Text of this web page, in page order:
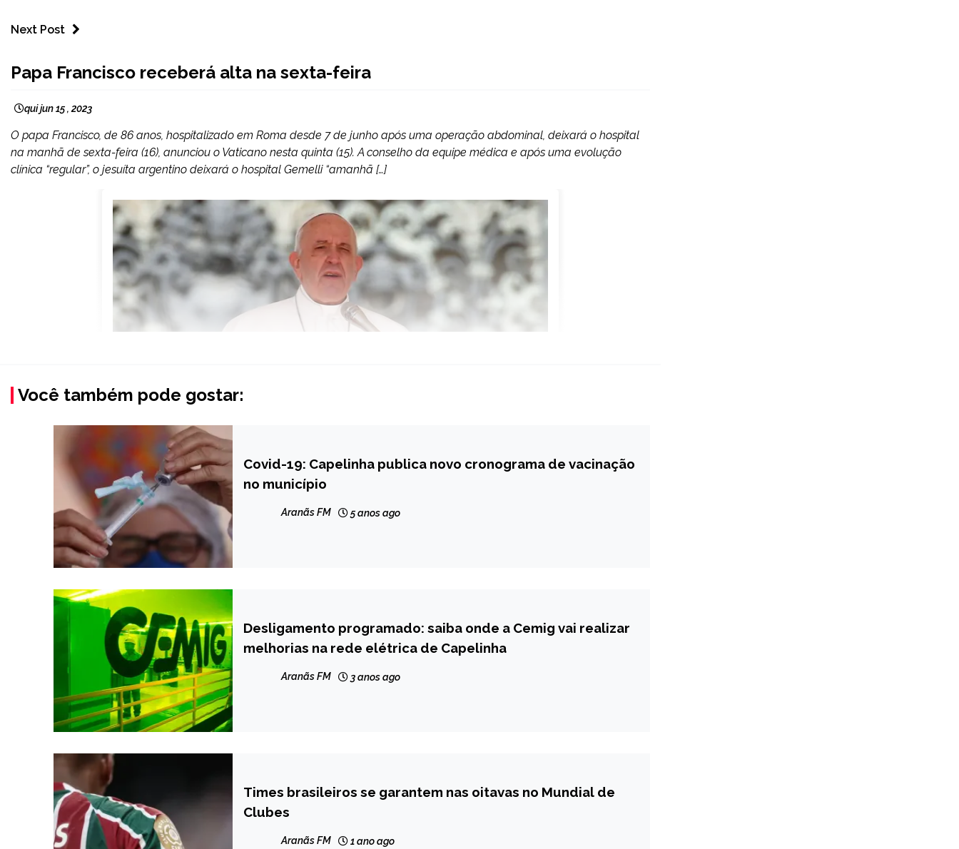
Next Post
NOTÍCIAS
Papa Francisco receberá alta na sexta-feira
qui jun 15 , 2023
O papa Francisco, de 86 anos, hospitalizado em Roma desde 7 de junho após uma operação abdominal, deixará o hospital
na manhã de sexta-feira (16), anunciou o Vaticano nesta quinta (15). A conselho da equipe médica e após uma evolução
clínica “regular”, o jesuíta argentino deixará o hospital Gemelli “amanhã […]
Você também pode gostar:
CAPELINHA
NOTÍCIAS
Covid-19: Capelinha publica novo cronograma de vacinação
no município
Aranãs FM 5 anos ago
CAPELINHA
NOTÍCIAS
Desligamento programado: saiba onde a Cemig vai realizar
melhorias na rede elétrica de Capelinha
Aranãs FM 3 anos ago
ESPORTES
INTERNACIONAL
NOTÍCIAS
Times brasileiros se garantem nas oitavas no Mundial de
Clubes
Aranãs FM 1 ano ago